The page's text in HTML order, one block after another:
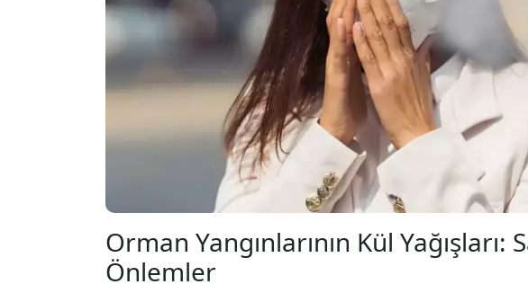
Orman Yangınlarının Kül Yağışları:
Önlemler